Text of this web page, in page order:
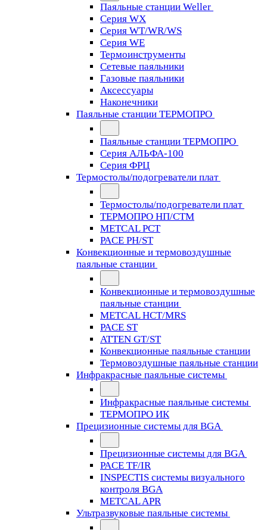
Паяльные станции Weller
Серия WX
Серия WT/WR/WS
Серия WE
Термоинструменты
Сетевые паяльники
Газовые паяльники
Аксессуары
Наконечники
Паяльные станции ТЕРМОПРО
Паяльные станции ТЕРМОПРО
Серия АЛЬФА-100
Серия ФРЦ
Термостолы/подогреватели плат
Термостолы/подогреватели плат
ТЕРМОПРО НП/СТМ
METCAL PCT
PACE PH/ST
Конвекционные и термовоздушные
паяльные станции
Конвекционные и термовоздушные
паяльные станции
METCAL HCT/MRS
PACE ST
ATTEN GT/ST
Конвекционные паяльные станции
Термовоздушные паяльные станции
Инфракрасные паяльные системы
Инфракрасные паяльные системы
ТЕРМОПРО ИК
Прецизионные системы для BGA
Прецизионные системы для BGA
PACE TF/IR
INSPECTIS системы визуального
контроля BGA
METCAL APR
Ультразвуковые паяльные системы